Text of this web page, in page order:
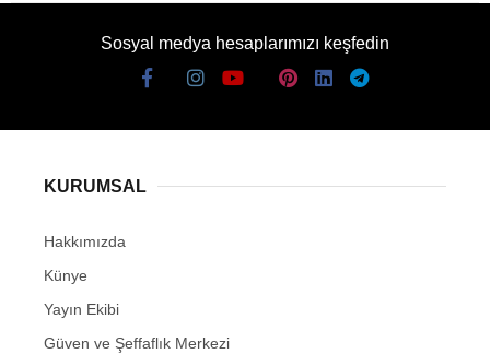
Sosyal medya hesaplarımızı keşfedin
KURUMSAL
Hakkımızda
Künye
Yayın Ekibi
Güven ve Şeffaflık Merkezi